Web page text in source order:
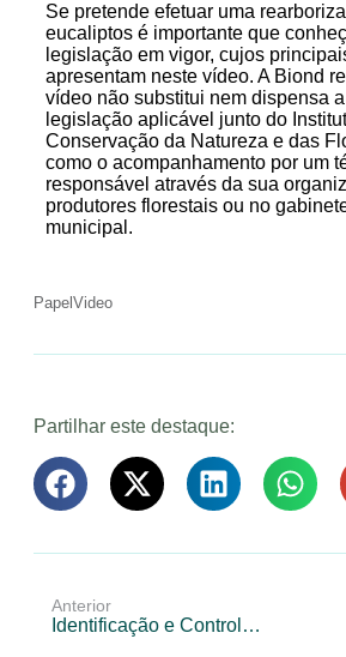
Se pretende efetuar uma
eucaliptos é importante que
legislação em vigor, cujos
apresentam neste vídeo. A Biond
vídeo não substitui nem dispensa
legislação aplicável junto do
Conservação da Natureza e das
como o acompanhamento por um
responsável através da sua
produtores florestais ou no
municipal.
Papel Video
Partilhar este destaque:
Anterior
Identificação e Controlo de Plantas Invasoras em Eucaliptais